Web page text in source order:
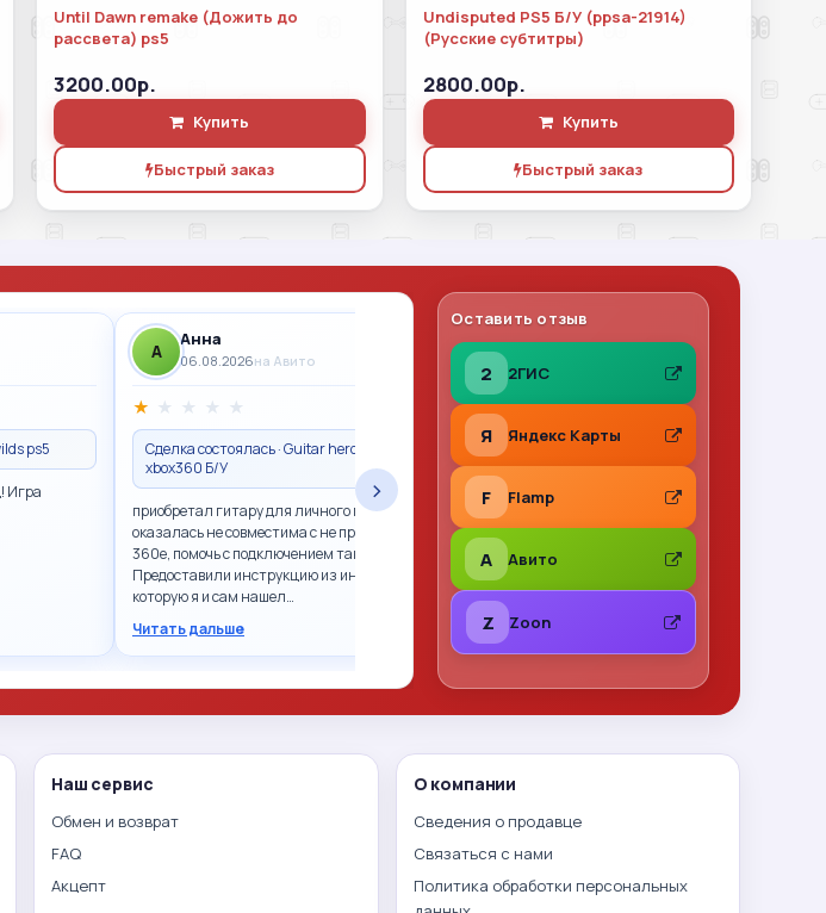
Until Dawn remake (Дожить до
рассвета) ps5
3200.00р.
Купить
Быстрый заказ
Undisputed PS5 Б/У (ppsa-21914)
(Русские субтитры)
2800.00р.
Купить
Быстрый заказ
ps5
Игра
A
Анна
06.08.2026на Авито
★ ★ ★ ★ ★
Сделка состоялась · Guitar hero гитара
xbox360 Б/У
приобретал гитару для личного пользования,
оказалась не совместима с не прошитым xbox
360e, помочь с подключением так и не смогли.
Предоставили инструкцию из интернета,
которую я и сам нашел…
Читать дальше
Владимир Леонов
★ ★ ★ ★ ★
Сделка состоялась · Call of Duty 2: Big Red
One PS2 (sles-53415) (Англ
Все отлично. Фото перед отправкой, хорошо
упаковано. Рекомендую
›
Оставить отзыв
2 2ГИС
Я Яндекс Карты
F Flamp
A Авито
Z Zoon
Наш сервис
Обмен и возврат
FAQ
Акцепт
О компании
Сведения о продавце
Связаться с нами
Политика обработки персональных